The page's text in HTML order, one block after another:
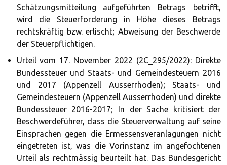
Schätzungsmitteilung aufgeführten Betrags betrifft,
wird die Steuerforderung in Höhe dieses Betrags
rechtskräftig bzw. erlischt; Abweisung der Beschwerde
der Steuerpflichtigen.
Urteil vom 17. November 2022 (2C_295/2022): Direkte
Bundessteuer und Staats- und Gemeindesteuern 2016
und 2017 (Appenzell Ausserrhoden); Staats- und
Gemeindesteuern (Appenzell Ausserrhoden) und direkte
Bundessteuer 2016-2017; In der Sache kritisiert der
Beschwerdeführer, dass die Steuerverwaltung auf seine
Einsprachen gegen die Ermessensveranlagungen nicht
eingetreten ist, was die Vorinstanz im angefochtenen
Urteil als rechtmässig beurteilt hat. Das Bundesgericht